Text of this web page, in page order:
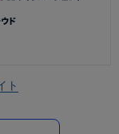
ト